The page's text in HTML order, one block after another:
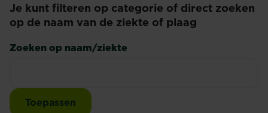
Je kunt filteren op categorie of direct zoeken
op de naam van de ziekte of plaag
Zoeken op naam/ziekte